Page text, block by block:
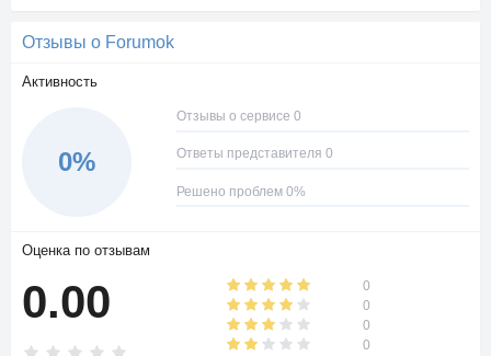
Отзывы о Forumok
Активность
0%
Отзывы о сервисе 0
Ответы представителя 0
Решено проблем 0%
Оценка по отзывам
0.00
0
0
0
0